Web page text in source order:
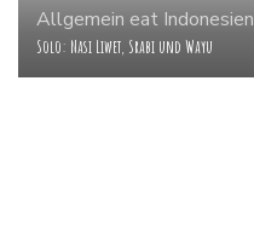
Allgemein eat Indonesien
Solo: Nasi Liwet, Srabi und Wayu